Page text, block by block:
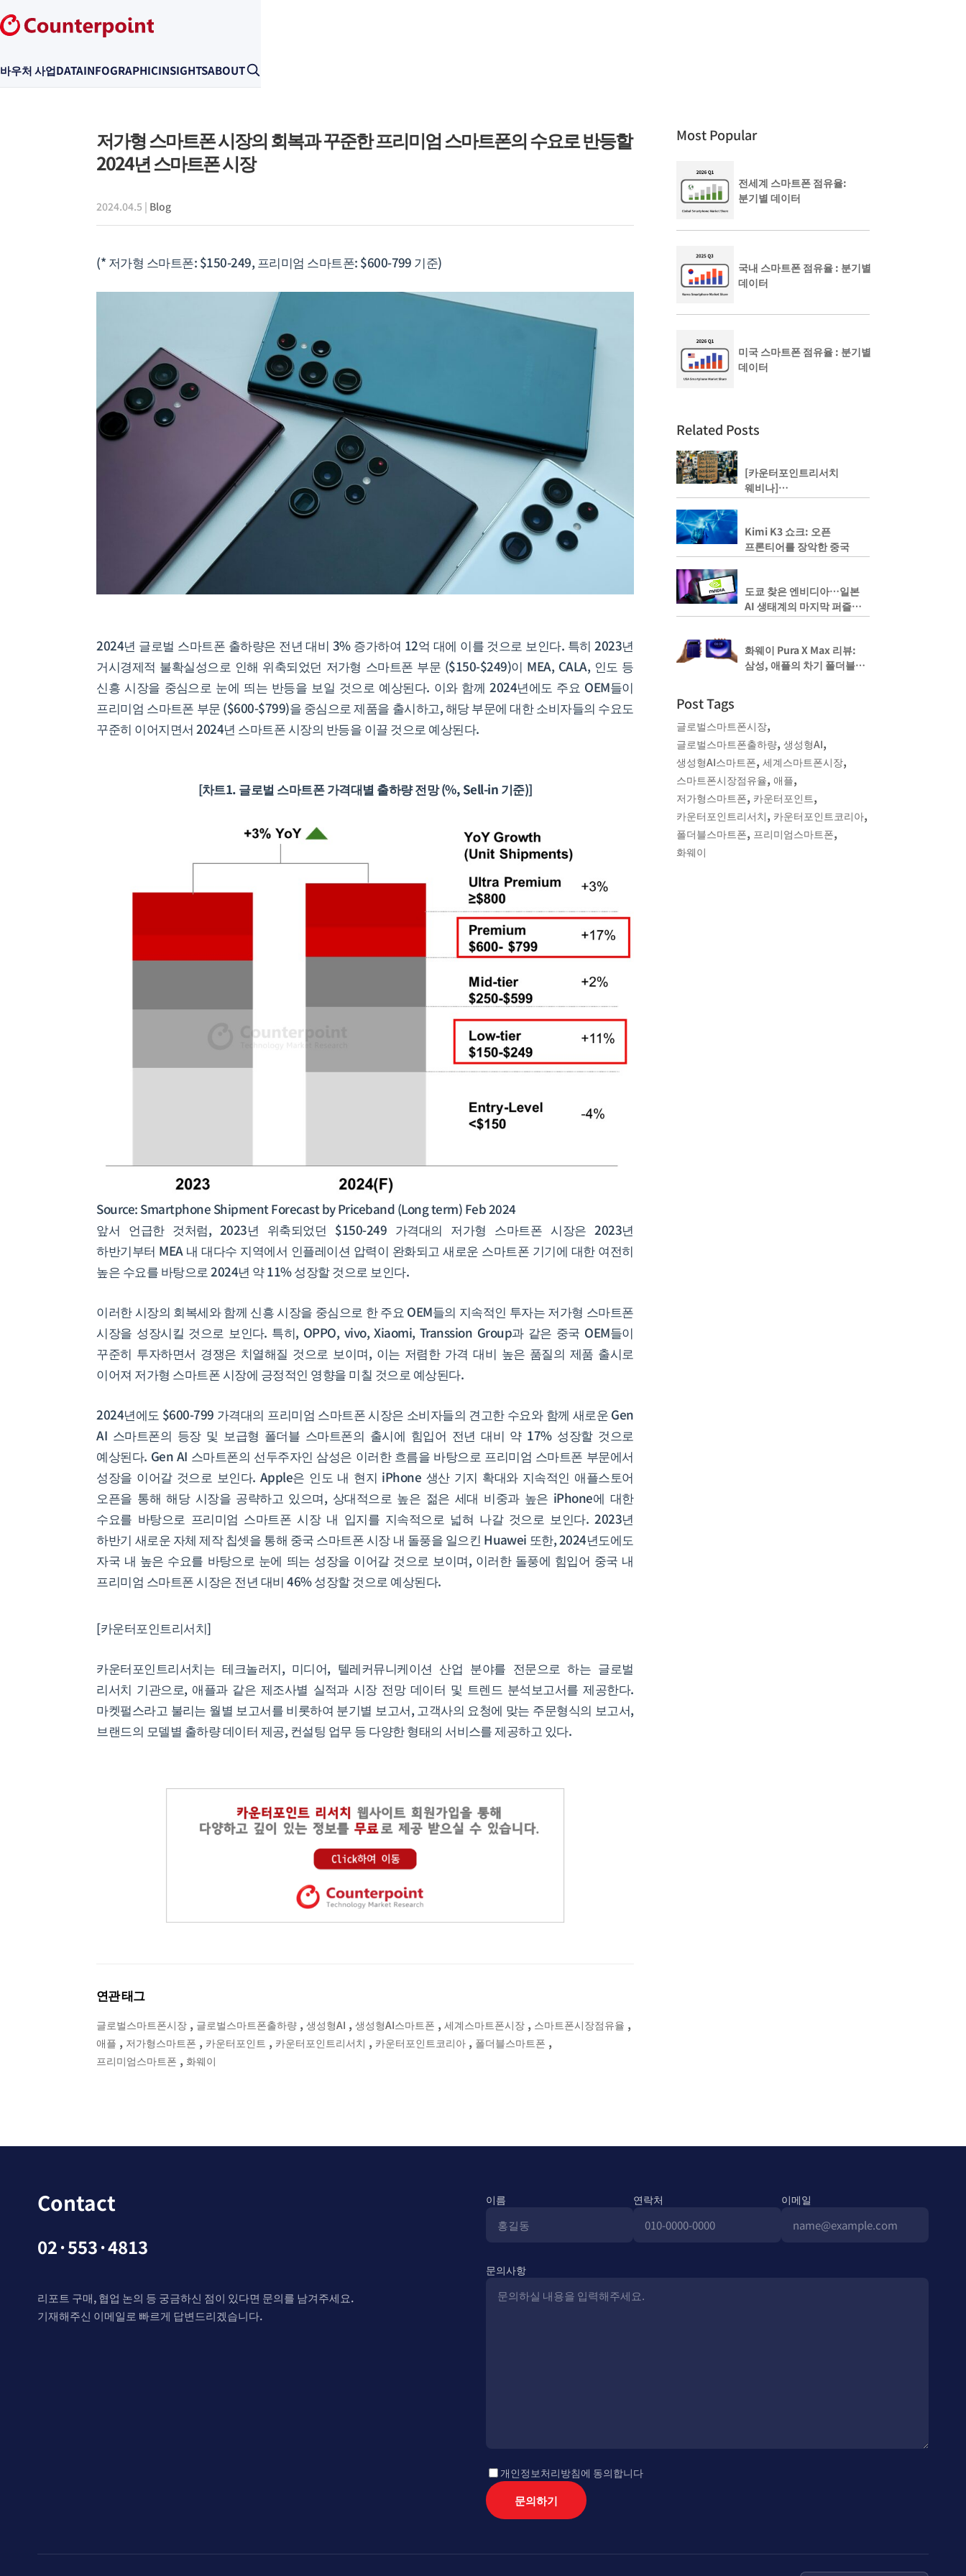
바우처 사업DATAINFOGRAPHICINSIGHTSABOUT
저가형 스마트폰 시장의 회복과 꾸준한 프리미엄 스마트폰의 수요로 반등할
2024년 스마트폰 시장
2024.04.5 | Blog
(* 저가형 스마트폰: $150-249, 프리미엄 스마트폰: $600-799 기준)
2024년 글로벌 스마트폰 출하량은 전년 대비 3% 증가하여 12억 대에 이를 것으로 보인다. 특히 2023년
거시경제적 불확실성으로 인해 위축되었던 저가형 스마트폰 부문 ($150-$249)이 MEA, CALA, 인도 등
신흥 시장을 중심으로 눈에 띄는 반등을 보일 것으로 예상된다. 이와 함께 2024년에도 주요 OEM들이
프리미엄 스마트폰 부문 ($600-$799)을 중심으로 제품을 출시하고, 해당 부문에 대한 소비자들의 수요도
꾸준히 이어지면서 2024년 스마트폰 시장의 반등을 이끌 것으로 예상된다.
[차트1. 글로벌 스마트폰 가격대별 출하량 전망 (%, Sell-in 기준)]
Source: Smartphone Shipment Forecast by Priceband (Long term) Feb 2024
앞서 언급한 것처럼, 2023년 위축되었던 $150-249 가격대의 저가형 스마트폰 시장은 2023년
하반기부터 MEA 내 대다수 지역에서 인플레이션 압력이 완화되고 새로운 스마트폰 기기에 대한 여전히
높은 수요를 바탕으로 2024년 약 11% 성장할 것으로 보인다.
이러한 시장의 회복세와 함께 신흥 시장을 중심으로 한 주요 OEM들의 지속적인 투자는 저가형 스마트폰
시장을 성장시킬 것으로 보인다. 특히, OPPO, vivo, Xiaomi, Transsion Group과 같은 중국 OEM들이
꾸준히 투자하면서 경쟁은 치열해질 것으로 보이며, 이는 저렴한 가격 대비 높은 품질의 제품 출시로
이어져 저가형 스마트폰 시장에 긍정적인 영향을 미칠 것으로 예상된다.
2024년에도 $600-799 가격대의 프리미엄 스마트폰 시장은 소비자들의 견고한 수요와 함께 새로운 Gen
AI 스마트폰의 등장 및 보급형 폴더블 스마트폰의 출시에 힘입어 전년 대비 약 17% 성장할 것으로
예상된다. Gen AI 스마트폰의 선두주자인 삼성은 이러한 흐름을 바탕으로 프리미엄 스마트폰 부문에서
성장을 이어갈 것으로 보인다. Apple은 인도 내 현지 iPhone 생산 기지 확대와 지속적인 애플스토어
오픈을 통해 해당 시장을 공략하고 있으며, 상대적으로 높은 젊은 세대 비중과 높은 iPhone에 대한
수요를 바탕으로 프리미엄 스마트폰 시장 내 입지를 지속적으로 넓혀 나갈 것으로 보인다. 2023년
하반기 새로운 자체 제작 칩셋을 통해 중국 스마트폰 시장 내 돌풍을 일으킨 Huawei 또한, 2024년도에도
자국 내 높은 수요를 바탕으로 눈에 띄는 성장을 이어갈 것으로 보이며, 이러한 돌풍에 힘입어 중국 내
프리미엄 스마트폰 시장은 전년 대비 46% 성장할 것으로 예상된다.
[카운터포인트리서치]
카운터포인트리서치는 테크놀러지, 미디어, 텔레커뮤니케이션 산업 분야를 전문으로 하는 글로벌
리서치 기관으로, 애플과 같은 제조사별 실적과 시장 전망 데이터 및 트렌드 분석보고서를 제공한다.
마켓펄스라고 불리는 월별 보고서를 비롯하여 분기별 보고서, 고객사의 요청에 맞는 주문형식의 보고서,
브랜드의 모델별 출하량 데이터 제공, 컨설팅 업무 등 다양한 형태의 서비스를 제공하고 있다.
연관 태그
글로벌스마트폰시장 , 글로벌스마트폰출하량 ,생성형AI ,생성형AI스마트폰 ,세계스마트폰시장 , 스마트폰시장점유율 ,
애플 , 저가형스마트폰 , 카운터포인트 , 카운터포인트리서치 , 카운터포인트코리아 , 폴더블스마트폰 ,
프리미엄스마트폰 , 화웨이
Most Popular
전세계 스마트폰 점유율:
분기별 데이터
국내 스마트폰 점유율 : 분기별
데이터
미국 스마트폰 점유율 : 분기별
데이터
Related Posts
[카운터포인트리서치
웨비나]
50% 급등한 메모리 가격, 내
Kimi K3 쇼크: 오픈
프론티어를 장악한 중국
도쿄 찾은 엔비디아…일본
AI 생태계의 마지막 퍼즐
될까
화웨이 Pura X Max 리뷰:
삼성, 애플의 차기 폴더블을
Post Tags
글로벌스마트폰시장,
글로벌스마트폰출하량, 생성형AI,
생성형AI스마트폰, 세계스마트폰시장,
스마트폰시장점유율, 애플,
저가형스마트폰, 카운터포인트,
카운터포인트리서치, 카운터포인트코리아,
폴더블스마트폰, 프리미엄스마트폰,
화웨이
Contact
02·553·4813
리포트 구매, 협업 논의 등 궁금하신 점이 있다면 문의를 남겨주세요.
기재해주신 이메일로 빠르게 답변드리겠습니다.
이름 연락처 이메일
문의사항
개인정보처리방침에 동의합니다
문의하기